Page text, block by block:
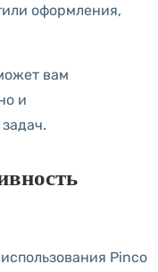
оформления,
вам
и
Pinco